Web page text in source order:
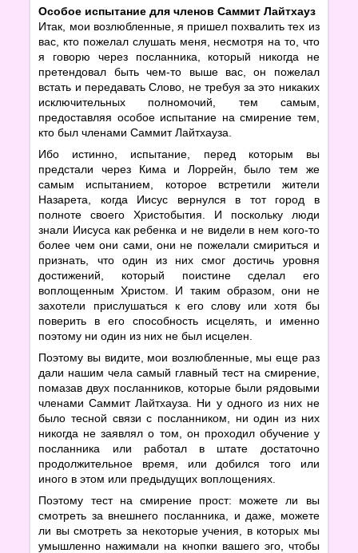
Особое испытание для членов Саммит Лайтхауз
Итак, мои возлюбленные, я пришел похвалить тех из
вас, кто пожелал слушать меня, несмотря на то, что
я говорю через посланника, который никогда не
претендовал быть чем-то выше вас, он пожелал
встать и передавать Слово, не требуя за это никаких
исключительных полномочий, тем самым,
предоставляя особое испытание на смирение тем,
кто был членами Саммит Лайтхауза.
Ибо истинно, испытание, перед которым вы
предстали через Кима и Лоррейн, было тем же
самым испытанием, которое встретили жители
Назарета, когда Иисус вернулся в тот город в
полноте своего Христобытия. И поскольку люди
знали Иисуса как ребенка и не видели в нем кого-то
более чем они сами, они не пожелали смириться и
признать, что один из них смог достичь уровня
достижений, который поистине сделал его
воплощенным Христом. И таким образом, они не
захотели прислушаться к его слову или хотя бы
поверить в его способность исцелять, и именно
поэтому ни один из них не был исцелен.
Поэтому вы видите, мои возлюбленные, мы еще раз
дали нашим чела самый главный тест на смирение,
помазав двух посланников, которые были рядовыми
членами Саммит Лайтхауза. Ни у одного из них не
было тесной связи с посланником, ни один из них
никогда не заявлял о том, он проходил обучение у
посланника или работал в штате достаточно
продолжительное время, или добился того или
иного в этом или предыдущих воплощениях.
Поэтому тест на смирение прост: можете ли вы
смотреть за внешнего посланника, и даже, можете
ли вы смотреть за некоторые учения, в которых мы
умышленно нажимали на кнопки вашего эго, чтобы